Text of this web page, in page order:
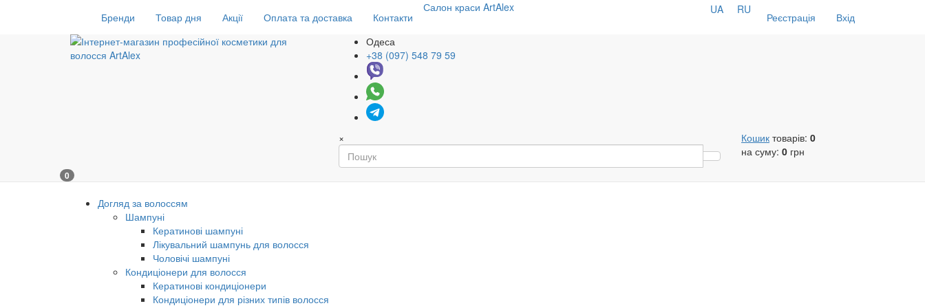
Бренди Товар дня Акції Оплата та доставка Контакти
Салон краси ArtAlex
Реєстрація Вхід
UA RU
Одеса
+38 (097) 548 79 59
× Кошик товарів: 0
на суму: 0 грн
0
Догляд за волоссям
Шампуні
Кератинові шампуні
Лікувальний шампунь для волосся
Чоловічі шампуні
Кондиціонери для волосся
Кератинові кондиціонери
Кондиціонери для різних типів волосся